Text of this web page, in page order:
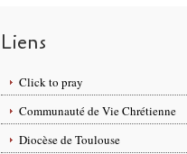
Liens
Click to pray
Communauté de Vie Chrétienne
Diocèse de Toulouse